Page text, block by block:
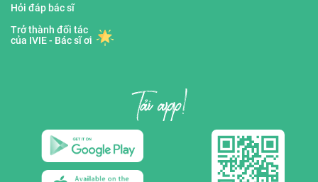
Hỏi đáp bác sĩ
Trở thành đối tác
của IVIE - Bác sĩ ơi